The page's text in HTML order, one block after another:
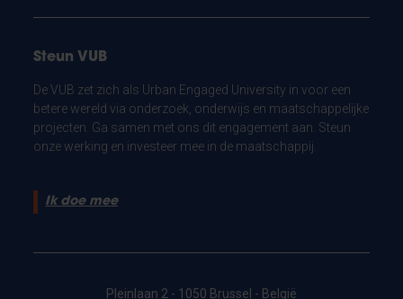
Steun VUB
De VUB zet zich als Urban Engaged University in voor een
betere wereld via onderzoek, onderwijs en maatschappelijke
projecten. Ga samen met ons dit engagement aan. Steun
onze werking en investeer mee in de maatschappij.
Ik doe mee
Pleinlaan 2 - 1050 Brussel - België